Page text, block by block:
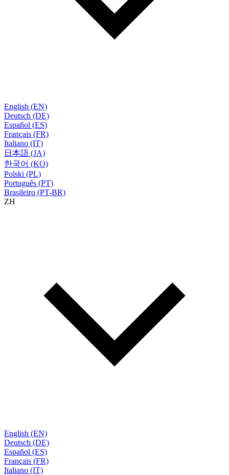
English (EN)
Deutsch (DE)
Español (ES)
Français (FR)
Italiano (IT)
日本語 (JA)
한국어 (KO)
Polski (PL)
Português (PT)
Brasileiro (PT-BR)
ZH
English (EN)
Deutsch (DE)
Español (ES)
Français (FR)
Italiano (IT)